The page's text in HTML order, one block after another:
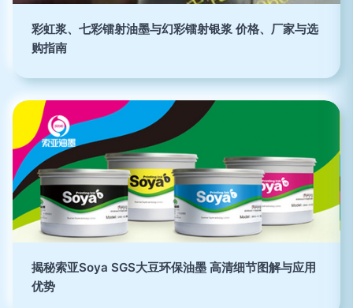
彩虹浆、七彩镭射油墨与幻彩镭射银浆 价格、厂家与选
购指南
揭秘索亚Soya SGS大豆环保油墨 高清细节图解与应用
优势